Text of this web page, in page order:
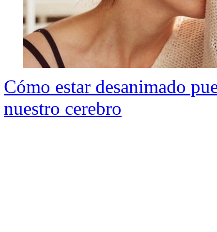
Cómo estar desanimado
nuestro cerebro